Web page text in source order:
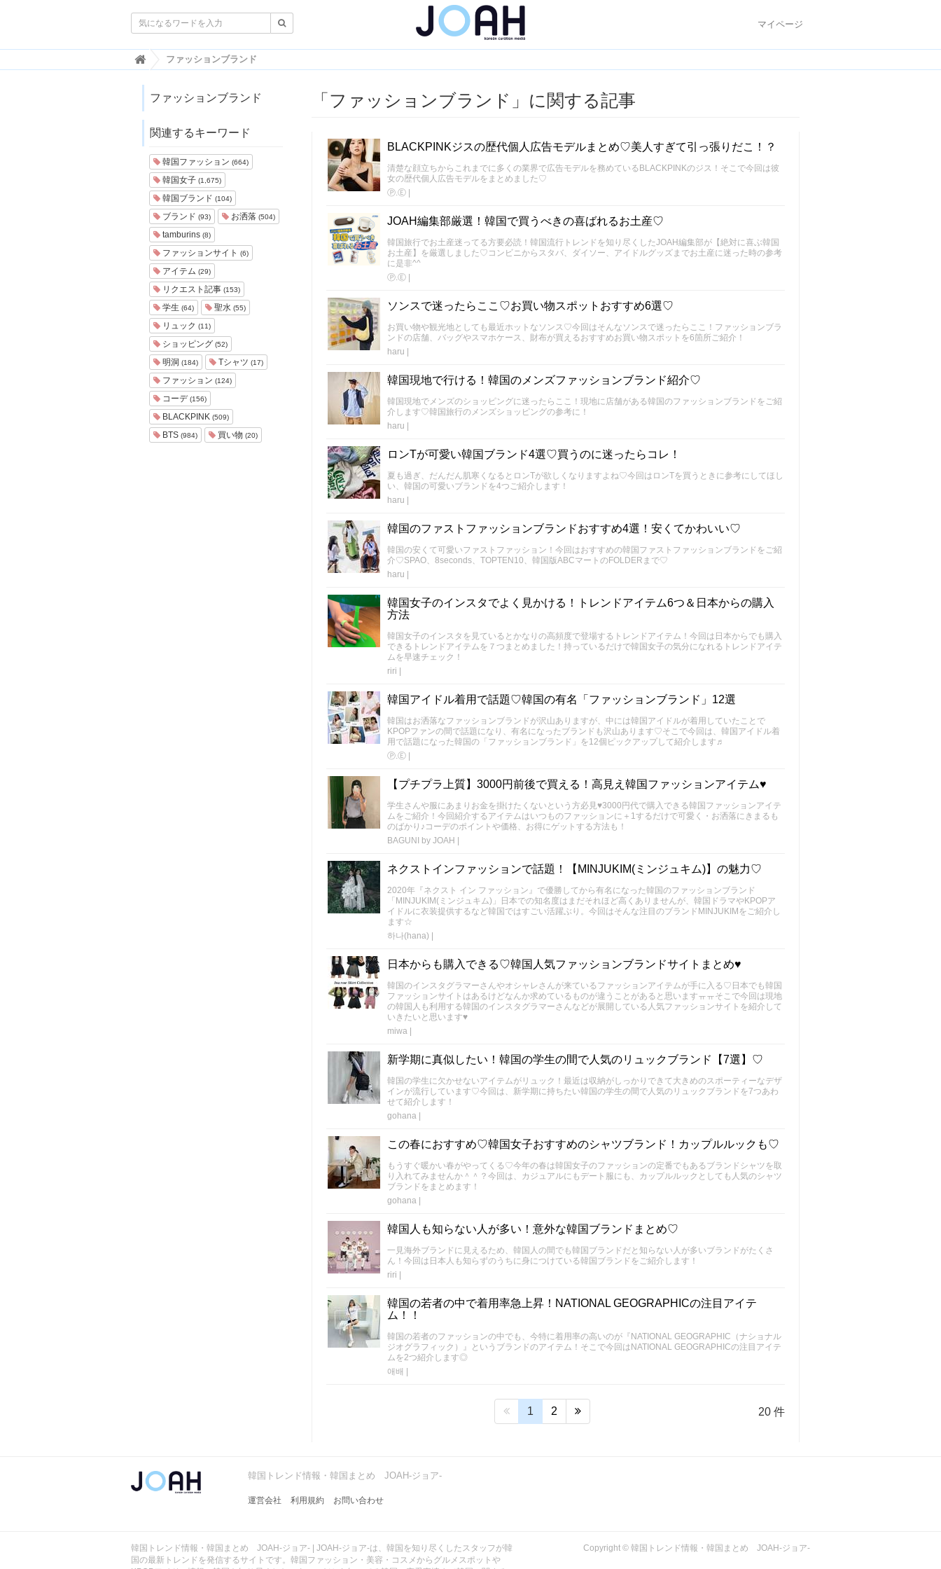
マイページ
韓
国
レ
情
・
韓
国
ま
と
め
J
O
H
ジ
ョ
ア
ファッションブランド
ファッションブランド
関連するキーワード
韓国ファッション (664)
韓国女子 (1,675)
韓国ブランド (104)
ブランド (93) お洒落 (504)
tamburins (8)
ファッションサイト (6)
アイテム (29)
リクエスト記事 (153)
学生 (64) 聖水 (55)
リュック (11)
ショッピング (52)
明洞 (184) Tシャツ (17)
ファッション (124)
コーデ(156)
BLACKPINK (509)
BTS (984) 買い物 (20)
「ファッションブランド」に関する記事
BLACKPINKジスの歴代個人広告モデルまとめ♡美人すぎて引っ張りだこ！？
清楚な顔立ちからこれまでに多くの業界で広告モデルを務めているBLACKPINKのジス！そこで今回は彼
女の歴代個人広告モデルをまとめました♡
Ⓟ.Ⓔ|
JOAH編集部厳選！韓国で買うべきの喜ばれるお土産♡
韓国旅行でお土産迷ってる方要必読！韓国流行トレンドを知り尽くしたJOAH編集部が【絶対に喜ぶ韓国
お土産】を厳選しました♡コンビニからスタバ、ダイソー、アイドルグッズまでお土産に迷った時の参考
に是非^^
Ⓟ.Ⓔ|
ソンスで迷ったらここ♡お買い物スポットおすすめ6選♡
お買い物や観光地としても最近ホットなソンス♡今回はそんなソンスで迷ったらここ！ファッションブラ
ンドの店舗、バッグやスマホケース、財布が買えるおすすめお買い物スポットを6箇所ご紹介！
haru
韓国現地で行ける！韓国のメンズファッションブランド紹介♡
韓国現地でメンズのショッピングに迷ったらここ！現地に店舗がある韓国のファッションブランドをご紹
介します♡韓国旅行のメンズショッピングの参考に！
haru
ロンTが可愛い韓国ブランド4選♡買うのに迷ったらコレ！
夏も過ぎ、だんだん肌寒くなるとロンTが欲しくなりますよね♡今回はロンTを買うときに参考にしてほし
い、韓国の可愛いブランドを4つご紹介します！
haru
韓国のファストファッションブランドおすすめ4選！安くてかわいい♡
韓国の安くて可愛いファストファッション！今回はおすすめの韓国ファストファッションブランドをご紹
介♡SPAO、8seconds、TOPTEN10、韓国版ABCマートのFOLDERまで♡
haru
韓国女子のインスタでよく見かける！トレンドアイテム6つ＆日本からの購入
方法
韓国女子のインスタを見ているとかなりの高頻度で登場するトレンドアイテム！今回は日本からでも購入
できるトレンドアイテムを７つまとめました！持っているだけで韓国女子の気分になれるトレンドアイテ
ムを早速チェック！
riri
韓国アイドル着用で話題♡韓国の有名「ファッションブランド」12選
韓国はお洒落なファッションブランドが沢山ありますが、中には韓国アイドルが着用していたことで
KPOPファンの間で話題になり、有名になったブランドも沢山あります♡そこで今回は、韓国アイドル着
用で話題になった韓国の「ファッションブランド」を12個ピックアップして紹介します♬
Ⓟ.Ⓔ|
【プチプラ上質】3000円前後で買える！高見え韓国ファッションアイテム♥
学生さんや服にあまりお金を掛けたくないという方必見♥3000円代で購入できる韓国ファッションアイテ
ムをご紹介！今回紹介するアイテムはいつものファッションに＋1するだけで可愛く・お洒落にきまるも
のばかり♪コーデのポイントや価格、お得にゲットする方法も！
BAGUNI by JOAH
ネクストインファッションで話題！【MINJUKIM(ミンジュキム)】の魅力♡
2020年『ネクスト イン ファッション』で優勝してから有名になった韓国のファッションブランド
「MINJUKIM(ミンジュキム)」日本での知名度はまだそれほど高くありませんが、韓国ドラマやKPOPア
イドルに衣装提供するなど韓国ではすごい活躍ぶり。今回はそんな注目のブランドMINJUKIMをご紹介し
ます☆
하나(hana)
日本からも購入できる♡韓国人気ファッションブランドサイトまとめ♥
韓国のインスタグラマーさんやオシャレさんが来ているファッションアイテムが手に入る♡日本でも韓国
ファッションサイトはあるけどなんか求めているものが違うことがあると思いますㅠㅠそこで今回は現地
の韓国人も利用する韓国のインスタグラマーさんなどが展開している人気ファッションサイトを紹介して
いきたいと思います♥
miwa|
新学期に真似したい！韓国の学生の間で人気のリュックブランド【7選】♡
韓国の学生に欠かせないアイテムがリュック！最近は収納がしっかりできて大きめのスポーティーなデザ
インが流行しています♡今回は、新学期に持ちたい韓国の学生の間で人気のリュックブランドを7つあわ
せて紹介します！
gohana|
この春におすすめ♡韓国女子おすすめのシャツブランド！カップルルックも♡
もうすぐ暖かい春がやってくる♡今年の春は韓国女子のファッションの定番でもあるブランドシャツを取
り入れてみませんか＾＾？今回は、カジュアルにもデート服にも、カップルルックとしても人気のシャツ
ブランドをまとめます！
gohana|
韓国人も知らない人が多い！意外な韓国ブランドまとめ♡
一見海外ブランドに見えるため、韓国人の間でも韓国ブランドだと知らない人が多いブランドがたくさ
ん！今回は日本人も知らずのうちに身につけている韓国ブランドをご紹介します！
riri
韓国の若者の中で着用率急上昇！NATIONAL GEOGRAPHICの注目アイテ
ム！！
韓国の若者のファッションの中でも、今特に着用率の高いのが『NATIONAL GEOGRAPHIC（ナショナル
ジオグラフィック）』というブランドのアイテム！そこで今回はNATIONAL GEOGRAPHICの注目アイテ
ムを2つ紹介します◎
애배
20 件
1 2
韓国トレンド情報・韓国まとめ JOAH-ジョア-
運営会社 利用規約 お問い合わせ
韓国トレンド情報・韓国まとめ JOAH-ジョア- | JOAH-ジョア-は、韓国を知り尽くしたスタッフが韓
国の最新トレンドを発信するサイトです。韓国ファッション・美容・コスメからグルメスポットや
Copyright © 韓国トレンド情報・韓国まとめ JOAH-ジョア-